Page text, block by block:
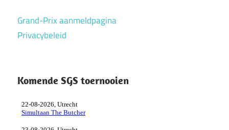
Grand-Prix aanmeldpagina
Privacybeleid
Komende SGS toernooien